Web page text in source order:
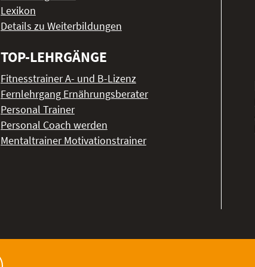
Lexikon
Details zu Weiterbildungen
TOP-LEHRGÄNGE
Fitnesstrainer A- und B-Lizenz
Fernlehrgang Ernährungsberater
Personal Trainer
Personal Coach werden
Mentaltrainer Motivationstrainer